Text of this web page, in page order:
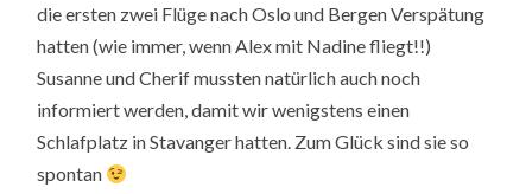
die ersten zwei Flüge nach Oslo und Bergen Verspätung
hatten (wie immer, wenn Alex mit Nadine fliegt!!)
Susanne und Cherif mussten natürlich auch noch
informiert werden, damit wir wenigstens einen
Schlafplatz in Stavanger hatten. Zum Glück sind sie so
spontan